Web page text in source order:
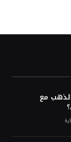
الذهب مع